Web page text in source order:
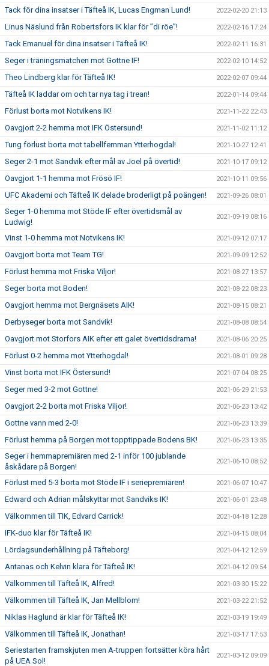
Tack för dina insatser i Täfteå IK, Lucas Engman Lund! 2022-02-20 21:13
Linus Näslund från Robertsfors IK klar för ”di röe”! 2022-02-16 17:24
Tack Emanuel för dina insatser i Täfteå IK! 2022-02-11 16:31
Seger i träningsmatchen mot Gottne IF! 2022-02-10 14:52
Theo Lindberg klar för Täfteå IK! 2022-02-07 09:44
Täfteå IK laddar om och tar nya tag i trean! 2022-01-14 09:44
Förlust borta mot Notvikens IK! 2021-11-22 22:43
Oavgjort 2-2 hemma mot IFK Östersund! 2021-11-02 11:12
Tung förlust borta mot tabellfemman Ytterhogdal! 2021-10-27 12:41
Seger 2-1 mot Sandvik efter mål av Joel på övertid! 2021-10-17 09:12
Oavgjort 1-1 hemma mot Frösö IF! 2021-10-11 09:56
UFC Akademi och Täfteå IK delade broderligt på poängen! 2021-09-26 08:01
Seger 1-0 hemma mot Stöde IF efter övertidsmål av
Ludwig!
2021-09-19 08:16
Vinst 1-0 hemma mot Notvikens IK! 2021-09-12 07:17
Oavgjort borta mot Team TG! 2021-09-09 12:52
Förlust hemma mot Friska Viljor! 2021-08-27 13:57
Seger borta mot Boden! 2021-08-22 08:23
Oavgjort hemma mot Bergnäsets AIK! 2021-08-15 08:21
Derbyseger borta mot Sandvik! 2021-08-08 08:54
Oavgjort mot Storfors AIK efter ett galet övertidsdrama! 2021-08-06 20:25
Förlust 0-2 hemma mot Ytterhogdal! 2021-08-01 09:28
Vinst borta mot IFK Östersund! 2021-07-04 08:25
Seger med 3-2 mot Gottne! 2021-06-29 21:53
Oavgjort 2-2 borta mot Friska Viljor! 2021-06-23 13:42
Gottne vann med 2-0! 2021-06-23 13:39
Förlust hemma på Borgen mot topptippade Bodens BK! 2021-06-23 13:35
Seger i hemmapremiären med 2-1 inför 100 jublande
åskådare på Borgen!
2021-06-10 08:52
Förlust med 5-3 borta mot Stöde IF i seriepremiären! 2021-06-07 10:47
Edward och Adrian målskyttar mot Sandviks IK! 2021-06-01 23:48
Välkommen till TIK, Edvard Carrick! 2021-04-18 12:28
IFK-duo klar för Täfteå IK! 2021-04-15 08:04
Lördagsunderhållning på Täfteborg! 2021-04-12 12:59
Antanas och Kelvin klara för Täfteå IK! 2021-04-12 09:54
Välkommen till Täfteå IK, Alfred! 2021-03-30 15:22
Välkommen till Täfteå IK, Jan Mellblom! 2021-03-22 21:52
Niklas Haglund är klar för Täfteå IK! 2021-03-19 19:49
Välkommen till Täfteå IK, Jonathan! 2021-03-17 17:53
Seriestarten framskjuten men A-truppen fortsätter köra hårt
på UEA Sol!
2021-03-12 09:09